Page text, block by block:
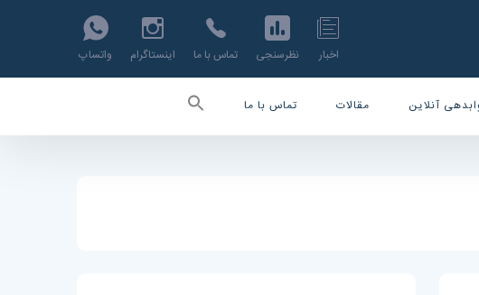
واتساپ اینستاگرام تماس با ما نظرسنجی اخبار
آنلاین مقالات تماس با ما